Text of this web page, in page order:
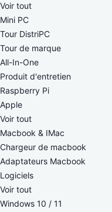
Voir tout
Mini PC
Tour DistriPC
Tour de marque
All-In-One
Produit d'entretien
Raspberry Pi
Apple
Voir tout
Macbook & IMac
Chargeur de macbook
Adaptateurs Macbook
Logiciels
Voir tout
Windows 10 / 11